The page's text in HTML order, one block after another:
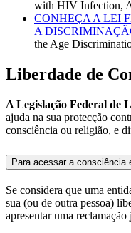
with HIV Infection,
CONHEÇA A LEI
A
the Age
Liberdade de
A Legislação Federal de
ajuda na sua protecção
consciência ou religião, e
Para acessar a consciência
Se considera que uma
sua (ou de outra pessoa)
apresentar uma